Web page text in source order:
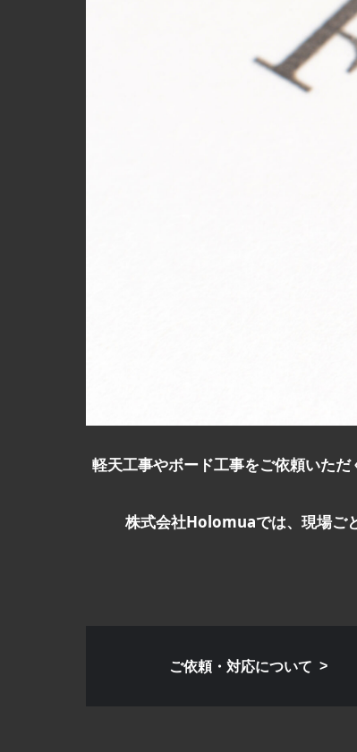
軽天工事やボード工事をご依頼いた
株式会社Holomuaでは、現場ご
ご依頼・対応について